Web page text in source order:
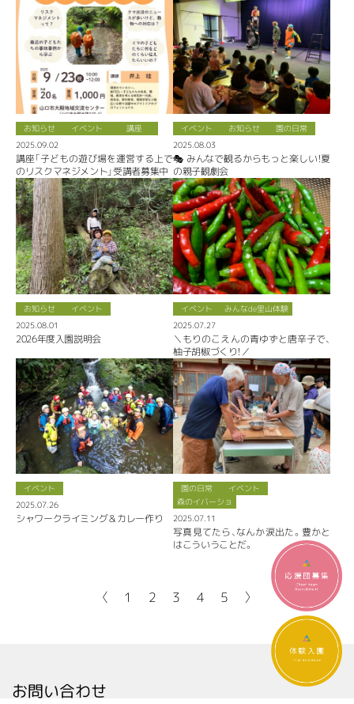
お知らせ イベント
講座
2025.09.02
講座「子どもの遊び場を運営する上で
のリスクマネジメント」受講者募集中
イベント お知らせ
園の日常
2025.08.03
🎭 みんなで観るからもっと楽しい！夏
の親子観劇会
お知らせ
イベント
2025.08.01
2026年度入園説明会
イベント
みんなde里山体験
2025.07.27
＼もりのこえんの青ゆずと唐辛子で、
柚子胡椒づくり！／
イベント
2025.07.26
シャワークライミング＆カレー作り
園の日常
イベント
森のイバーショ
2025.07.11
写真見てたら、なんか涙出た。豊かと
はこういうことだ。
〈 1 2 3 4 5 〉
お問い合わせ